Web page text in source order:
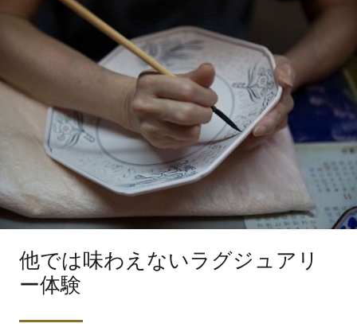
他では味わえないラグジュアリ
ー体験